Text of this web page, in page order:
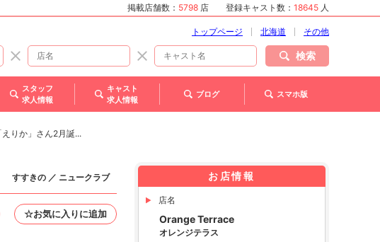
掲載店舗数： 5798 店 登録キャスト数： 18645 人
トップページ 北海道 その他
検索
スタッフ
求人情報
キャスト
求人情報
ブログ スマホ版
りか」さん2月誕...
すすきの ／ ニュークラブ
☆お気に入りに追加
お店情報
店名
Orange Terrace
オレンジテラス